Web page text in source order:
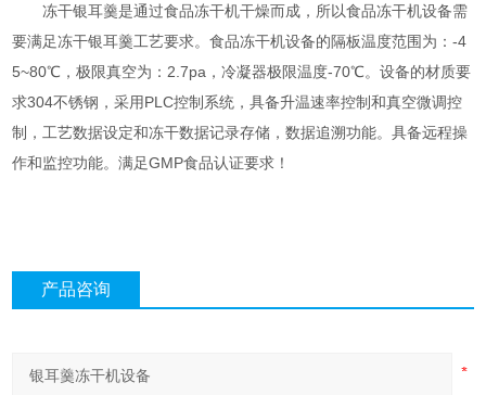
冻干银耳羹是通过食品冻干机干燥而成，所以食品冻干机设备需
要满足冻干银耳羹工艺要求。食品冻干机设备的隔板温度范围为：-4
5~80℃，极限真空为：2.7pa，冷凝器极限温度-70℃。设备的材质要
求304不锈钢，采用PLC控制系统，具备升温速率控制和真空微调控
制，工艺数据设定和冻干数据记录存储，数据追溯功能。具备远程操
作和监控功能。满足GMP食品认证要求！
产品咨询